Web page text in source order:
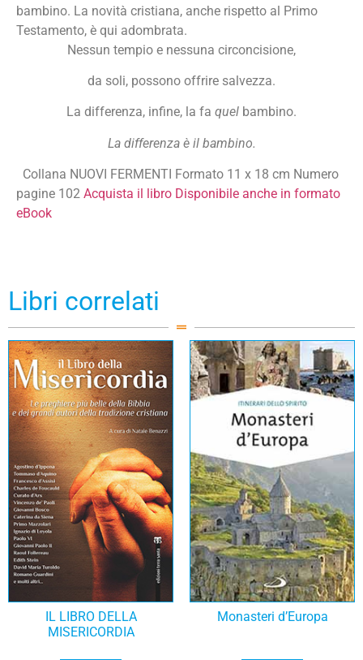
bambino. La novità cristiana, anche rispetto al Primo
Testamento, è qui adombrata.
Nessun tempio e nessuna circoncisione,
da soli, possono offrire salvezza.
La differenza, infine, la fa quel bambino.
La differenza è il bambino.
Collana NUOVI FERMENTI Formato 11 x 18 cm Numero
pagine 102 Acquista il libro Disponibile anche in formato
eBook
Libri correlati
IL LIBRO DELLA
MISERICORDIA
Monasteri d’Europa